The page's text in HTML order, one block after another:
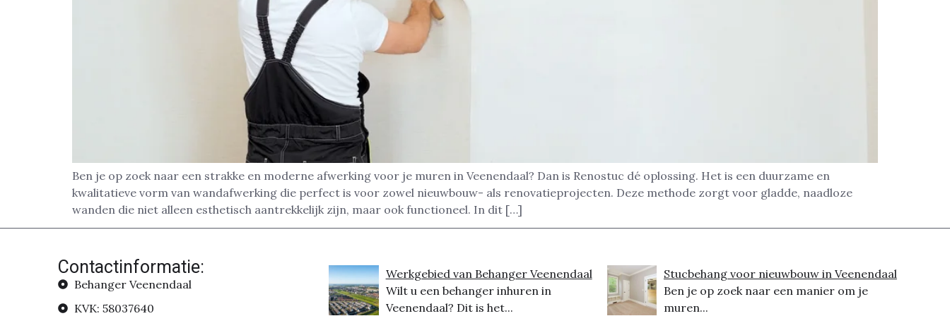
Ben je op zoek naar een strakke en moderne afwerking voor je muren in Veenendaal? Dan is Renostuc dé oplossing. Het is een duurzame en
kwalitatieve vorm van wandafwerking die perfect is voor zowel nieuwbouw- als renovatieprojecten. Deze methode zorgt voor gladde, naadloze
wanden die niet alleen esthetisch aantrekkelijk zijn, maar ook functioneel. In dit […]
Contactinformatie:
Behanger Veenendaal
KVK: 58037640
Werkgebied van Behanger Veenendaal
Wilt u een behanger inhuren in
Veenendaal? Dit is het...
Stucbehang voor nieuwbouw in Veenendaal
Ben je op zoek naar een manier om je
muren...